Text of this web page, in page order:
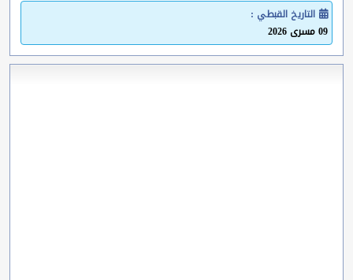
التاريخ القبطي :
09 مسرى 2026